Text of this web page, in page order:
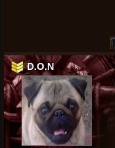
D.O.N